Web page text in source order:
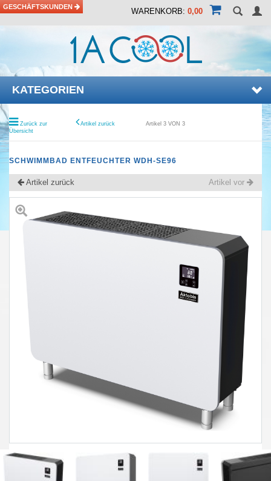
GESCHÄFTSKUNDEN WARENKORB: 0,00
KATEGORIEN
Zurück zur
Übersicht
Artikel zurück Artikel 3 VON 3
SCHWIMMBAD ENTFEUCHTER WDH-SE96
Artikel zurück Artikel vor